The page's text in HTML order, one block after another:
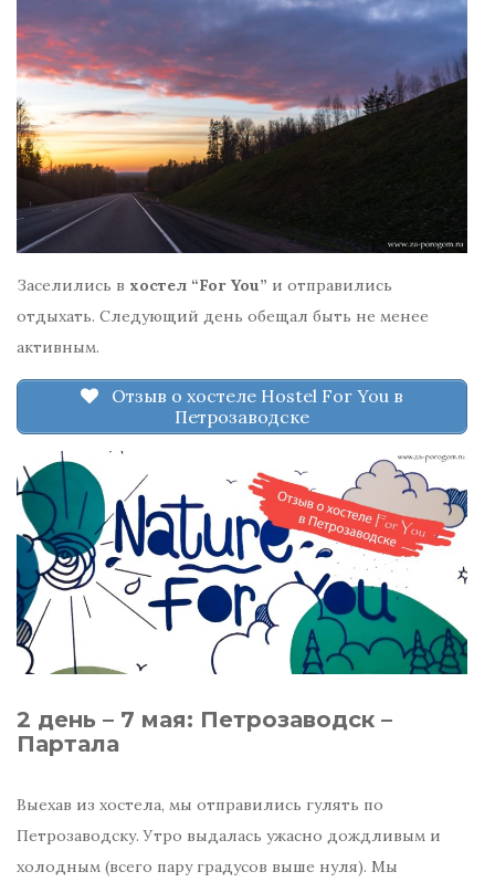
Заселились в хостел “For You” и отправились
отдыхать. Следующий день обещал быть не менее
активным.
Отзыв о хостеле Hostel For You в
Петрозаводске
2 день – 7 мая: Петрозаводск –
Партала
Выехав из хостела, мы отправились гулять по
Петрозаводску. Утро выдалась ужасно дождливым и
холодным (всего пару градусов выше нуля). Мы